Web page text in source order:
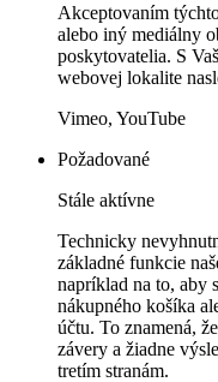
Akceptovaním
alebo iný mediálny
poskytovatelia. S
webovej lokalite
Vimeo, YouTube
Požadované
Stále aktívne
Technicky
základné funkcie
napríklad na to, aby
nákupného košíka
účtu. To znamená,
závery a žiadne
tretím stranám.